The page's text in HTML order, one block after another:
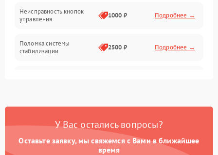
Неисправность кнопок
управления
1000 ₽ Подробнее →
Поломка системы
стабилизации
2500 ₽ Подробнее →
Неисправность системы
Поломка системы GPS 2000 ₽ Подробнее →
У Вас остались вопросы?
Оставьте заявку, мы свяжемся с Вами в ближайшее
время